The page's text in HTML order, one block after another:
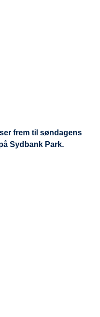
frem til søndagens
Sydbank Park.